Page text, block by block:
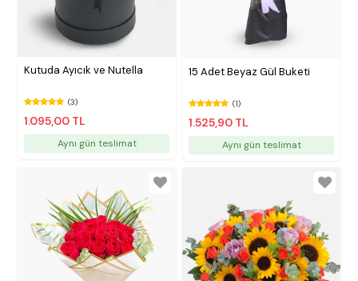
Kutuda Ayıcık ve Nutella
(3)
1.095,00 TL
Aynı gün teslimat
15 Adet Beyaz Gül Buketi
(1)
1.525,90 TL
Aynı gün teslimat